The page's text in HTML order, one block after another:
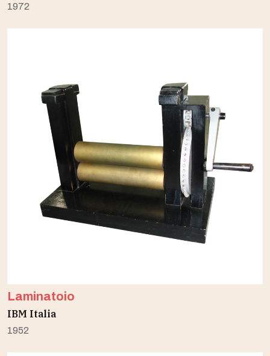
1972
Laminatoio
IBM Italia
1952